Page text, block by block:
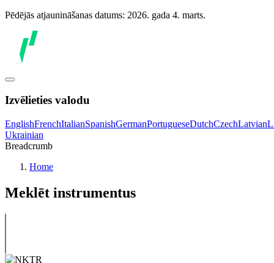
Pēdējās atjaunināšanas datums: 2026. gada 4. marts.
Izvēlieties valodu
EnglishFrenchItalianSpanishGermanPortugueseDutchCzechLatvian
Ukrainian
Breadcrumb
Home
Meklēt instrumentus